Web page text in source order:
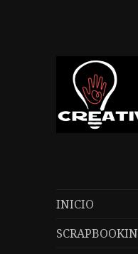
INICIO